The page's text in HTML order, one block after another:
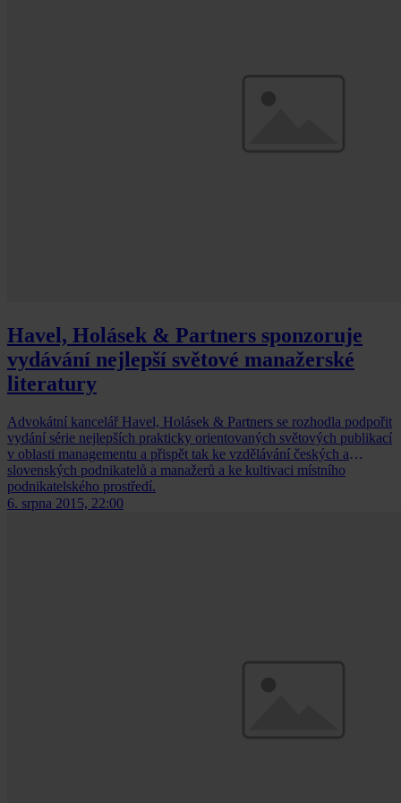
Havel, Holásek & Partners sponzoruje
vydávání nejlepší světové manažerské
literatury
Advokátní kancelář Havel, Holásek & Partners se rozhodla podpořit
vydání série nejlepších prakticky orientovaných světových publikací
v oblasti managementu a přispět tak ke vzdělávání českých a
slovenských podnikatelů a manažerů a ke kultivaci místního
podnikatelského prostředí.
6. srpna 2015, 22:00